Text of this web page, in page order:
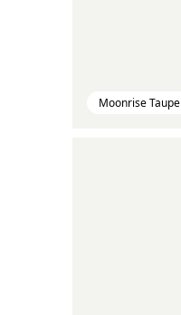
Moonrise Taupe